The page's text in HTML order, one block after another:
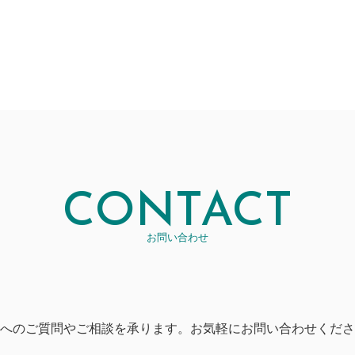
CONTACT
お問い合わせ
のご質問やご相談を承ります。お気軽にお問い合わせくだ